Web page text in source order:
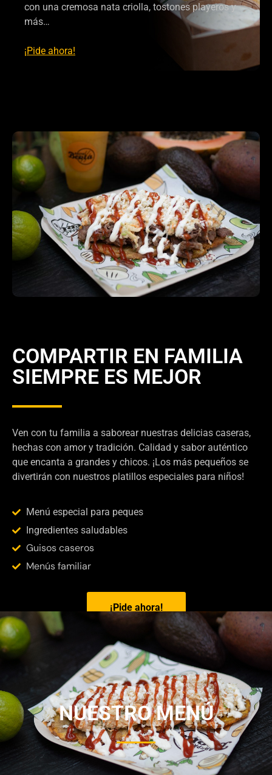
con una cremosa nata criolla, tostones playeros y
más…
¡Pide ahora!
COMPARTIR EN FAMILIA
SIEMPRE ES MEJOR
Ven con tu familia a saborear nuestras delicias caseras,
hechas con amor y tradición. Calidad y sabor auténtico
que encanta a grandes y chicos. ¡Los más pequeños se
divertirán con nuestros platillos especiales para niños!
Menú especial para peques
Ingredientes saludables
Guisos caseros
Menús familiar
¡Pide ahora!
NUESTRO MENÚ